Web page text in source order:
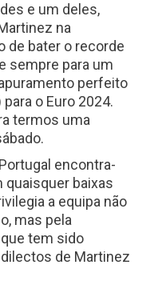
e um deles,
na
de bater o recorde
sempre para um
perfeito
o Euro 2024.
termos uma
encontra-
quaisquer baixas
a equipa não
mas pela
tem sido
de Martinez